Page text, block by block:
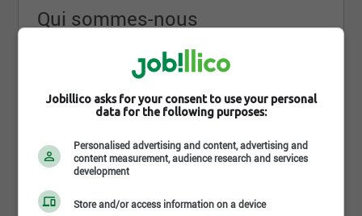
Qui sommes-nous
Boulons de l’Estrie est une compagnie
Sherbrookoise fondée en 1995 par Monsieur Roger
Dolbec qui est maintenant dirigée par Monsieur
William Howland depuis 2007. Comptant une
vingtaine d’employés, Boulon de l’Estrie est situé
sur la rue Lesage dans le quartier industriel. La
pieds carrés où sont distribué plus de 20 000
Jobillico asks for your consent to use your personal
data for the following purposes:
Personalised advertising and content, advertising and
content measurement, audience research and services
development
Store and/or access information on a device